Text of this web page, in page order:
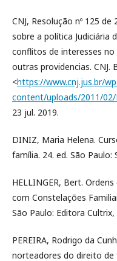
CNJ, Resolução nº 125
sobre a política Judiciária
conflitos de interesses no
outras providencias. CNJ.
<https://www.cnj.jus.br/
content/uploads/2011/02/
23 jul. 2019.
DINIZ, Maria Helena.
família. 24. ed. São Paulo:
HELLINGER, Bert.
com Constelações
São Paulo: Editora Cultrix,
PEREIRA, Rodrigo da
norteadores do direito de